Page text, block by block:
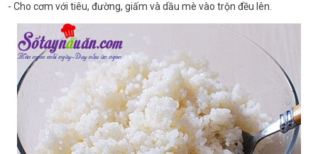
- Cho cơm với tiêu, đường, giấm và dầu mè vào trộn đều lên.